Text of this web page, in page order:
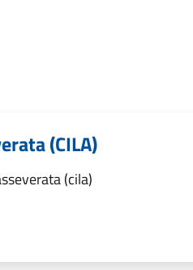
(CILA)
(cila)